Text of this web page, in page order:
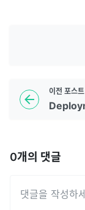
이전 포스트
0개의 댓글